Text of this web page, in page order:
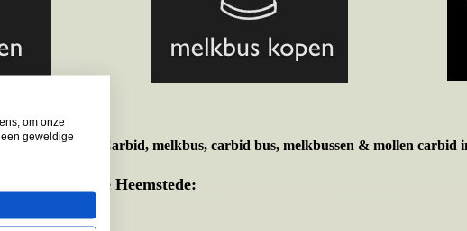
voor Carbid, melkbus, carbid bus, melkbussen & mollen carbid
- Gemeente Heemstede:
om onze
geweldige